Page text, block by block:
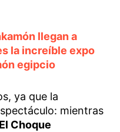
llegan a
la increíble expo
egipcio
ya que la
mientras
El Choque